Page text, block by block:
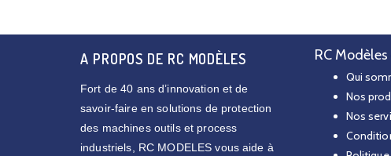
A PROPOS DE RC MODÈLES
Fort de 40 ans d’innovation et de
savoir-faire en solutions de protection
des machines outils et process
industriels, RC MODELES vous aide à
RC
Qui
Nos
Nos